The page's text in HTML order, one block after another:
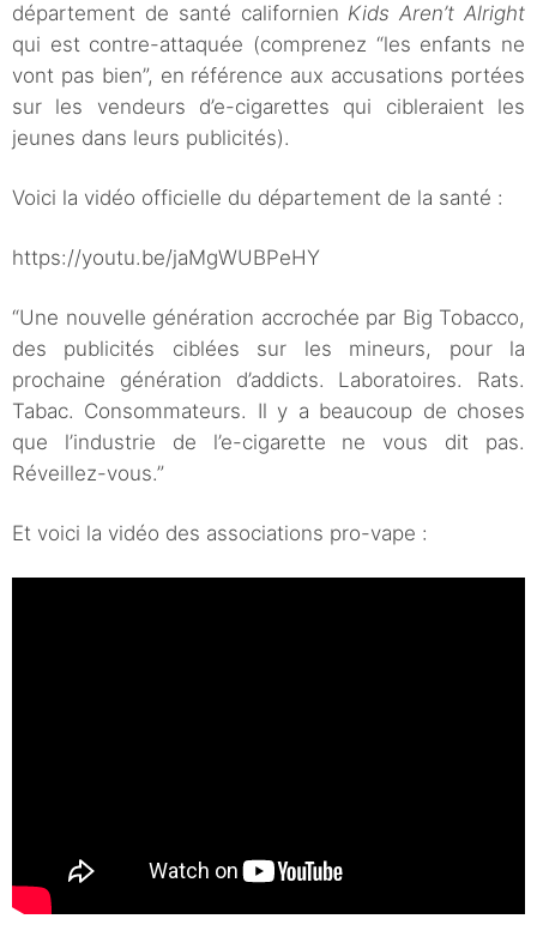
département de santé californien Kids Aren’t Alright
qui est contre-attaquée (comprenez “les enfants ne
vont pas bien”, en référence aux accusations portées
sur les vendeurs d’e-cigarettes qui cibleraient les
jeunes dans leurs publicités).
Voici la vidéo officielle du département de la santé :
https://youtu.be/jaMgWUBPeHY
“Une nouvelle génération accrochée par Big Tobacco,
des publicités ciblées sur les mineurs, pour la
prochaine génération d’addicts. Laboratoires. Rats.
Tabac. Consommateurs. Il y a beaucoup de choses
que l’industrie de l’e-cigarette ne vous dit pas.
Réveillez-vous.”
Et voici la vidéo des associations pro-vape :